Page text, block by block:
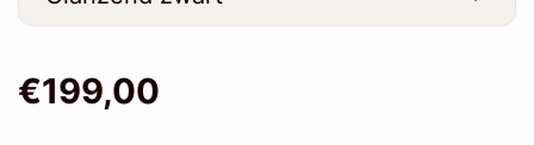
€199,00